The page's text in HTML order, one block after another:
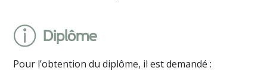
Diplôme
Pour l’obtention du diplôme, il est demandé :